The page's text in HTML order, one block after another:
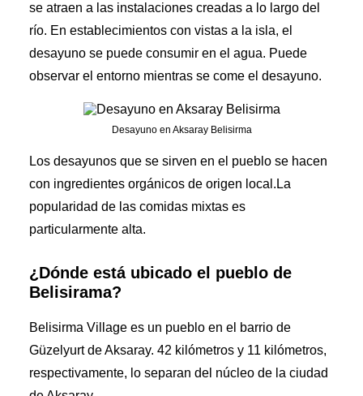
se atraen a las instalaciones creadas a lo largo del
río. En establecimientos con vistas a la isla, el
desayuno se puede consumir en el agua. Puede
observar el entorno mientras se come el desayuno.
Desayuno en Aksaray Belisirma
Los desayunos que se sirven en el pueblo se hacen
con ingredientes orgánicos de origen local.La
popularidad de las comidas mixtas es
particularmente alta.
¿Dónde está ubicado el pueblo de
Belisirama?
Belisirma Village es un pueblo en el barrio de
Güzelyurt de Aksaray. 42 kilómetros y 11 kilómetros,
respectivamente, lo separan del núcleo de la ciudad